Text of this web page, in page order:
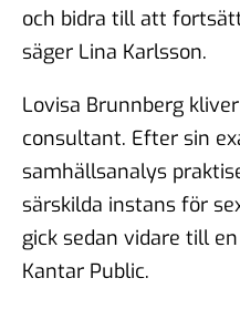
och bidra till att
säger Lina Karlsson.
Lovisa Brunnberg
consultant. Efter sin
samhällsanalys
särskilda instans för
gick sedan vidare till
Kantar Public.